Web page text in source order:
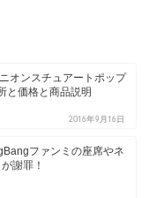
オンスチュアートポップ
と価格と商品説明
2016年9月16日
ファンミの座席やネ
謝罪！